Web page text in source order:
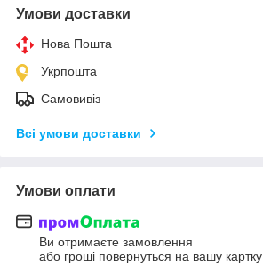
Умови доставки
Нова Пошта
Укрпошта
Самовивіз
Всі умови доставки
Умови оплати
Ви отримаєте замовлення
або гроші повернуться на вашу картку